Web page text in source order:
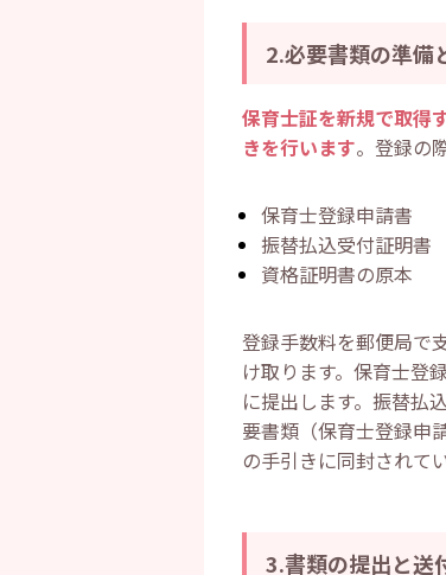
2.必要書類の準備
保育士証を新規で取得
きを行います。登録の
保育士登録申請書
振替払込受付証明書
資格証明書の原本
登録手数料を郵便局で
け取ります。保育士登
に提出します。振替払
要書類（保育士登録申
の手引きに同封されて
3.書類の提出と送